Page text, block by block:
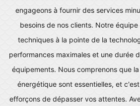
engageons à fournir des services
besoins de nos clients. Notre
techniques à la pointe de la
performances maximales et une durée
équipements. Nous comprenons que
énergétique sont essentielles, et
efforçons de dépasser vos attentes.